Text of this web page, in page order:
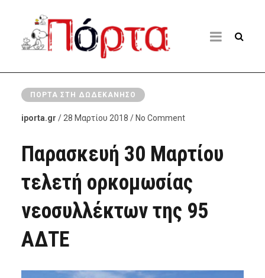
ΠΌΡΤΑ ΣΤΗ ΔΩΔΕΚΆΝΗΣΟ
iporta.gr / 28 Μαρτίου 2018 / No Comment
Παρασκευή 30 Μαρτίου
τελετή ορκομωσίας
νεοσυλλέκτων της 95
ΑΔΤΕ